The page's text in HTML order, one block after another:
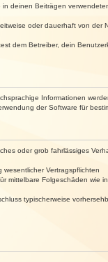
deinen Beiträgen
oder dauerhaft von der
dem Betreiber, dein
Informationen
der Software für
oder grob fahrlässiges
Vertragspflichten
mittelbare Folgeschäden wie
typischerweise